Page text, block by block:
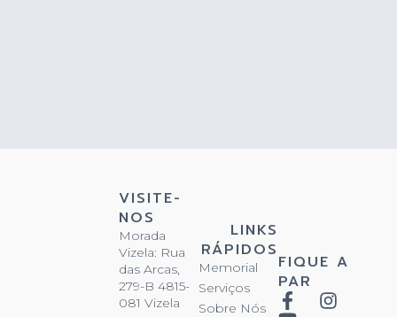
VISITE-
NOS
Morada
Vizela: Rua
das Arcas,
279-B 4815-
081 Vizela
LINKS
RÁPIDOS
Memorial
Serviços
Sobre Nós
FIQUE A
PAR